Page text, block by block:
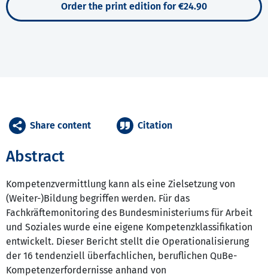
Order the print edition for €24.90
Abstract
Kompetenzvermittlung kann als eine Zielsetzung von
(Weiter-)Bildung begriffen werden. Für das
Fachkräftemonitoring des Bundesministeriums für Arbeit
und Soziales wurde eine eigene Kompetenzklassifikation
entwickelt. Dieser Bericht stellt die Operationalisierung
der 16 tendenziell überfachlichen, beruflichen QuBe-
Kompetenzerfordernisse anhand von
Share content Citation